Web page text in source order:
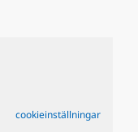
cookieinställningar